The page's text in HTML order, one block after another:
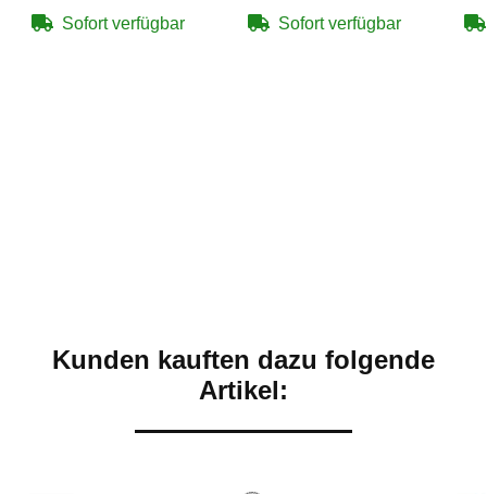
Sofort verfügbar Sofort verfügbar
Kunden kauften dazu folgende
Artikel: